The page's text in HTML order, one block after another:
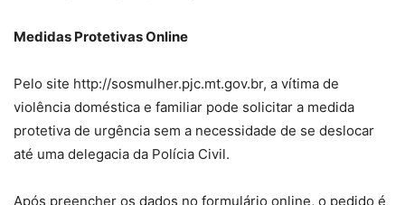
Medidas Protetivas Online
Pelo site http://sosmulher.pjc.mt.gov.br, a vítima de
violência doméstica e familiar pode solicitar a medida
protetiva de urgência sem a necessidade de se deslocar
até uma delegacia da Polícia Civil.
Após preencher os dados no formulário online, o pedido é